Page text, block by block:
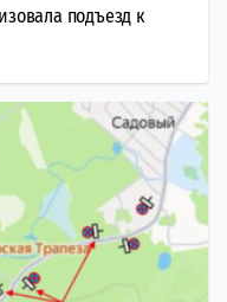
подъезд к